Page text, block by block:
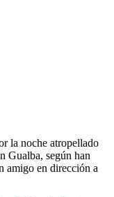
la noche atropellado
Gualba, según han
amigo en dirección a